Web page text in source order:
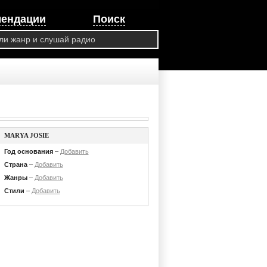
Поиск
MARYA JOSIE
Год основания– Добавить
Страна– Добавить
Жанры– Добавить
Стили – Добавить